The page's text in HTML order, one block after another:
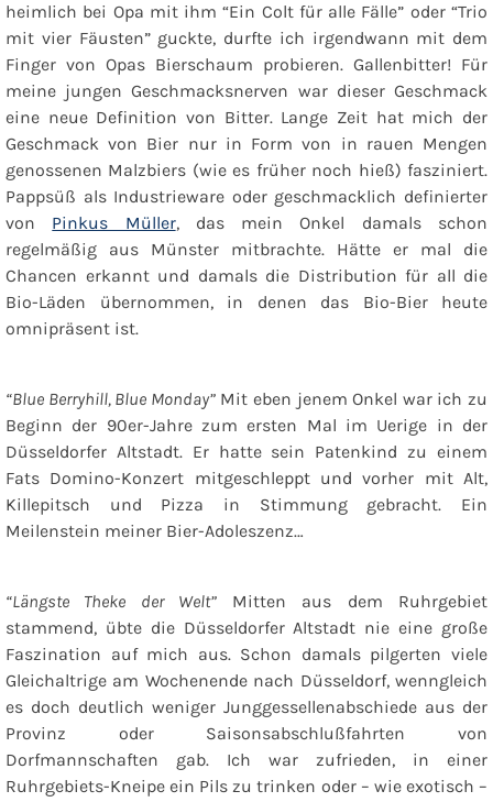
heimlich bei Opa mit ihm “Ein Colt für alle Fälle” oder “Trio
mit vier Fäusten” guckte, durfte ich irgendwann mit dem
Finger von Opas Bierschaum probieren. Gallenbitter! Für
meine jungen Geschmacksnerven war dieser Geschmack
eine neue Definition von Bitter. Lange Zeit hat mich der
Geschmack von Bier nur in Form von in rauen Mengen
genossenen Malzbiers (wie es früher noch hieß) fasziniert.
Pappsüß als Industrieware oder geschmacklich definierter
von Pinkus Müller, das mein Onkel damals schon
regelmäßig aus Münster mitbrachte. Hätte er mal die
Chancen erkannt und damals die Distribution für all die
Bio-Läden übernommen, in denen das Bio-Bier heute
omnipräsent ist.
“Blue Berryhill, Blue Monday”Mit eben jenem Onkel war ich zu
Beginn der 90er-Jahre zum ersten Mal im Uerige in der
Düsseldorfer Altstadt. Er hatte sein Patenkind zu einem
Fats Domino-Konzert mitgeschleppt und vorher mit Alt,
Killepitsch und Pizza in Stimmung gebracht. Ein
Meilenstein meiner Bier-Adoleszenz…
“Längste Theke der Welt” Mitten aus dem Ruhrgebiet
stammend, übte die Düsseldorfer Altstadt nie eine große
Faszination auf mich aus. Schon damals pilgerten viele
Gleichaltrige am Wochenende nach Düsseldorf, wenngleich
es doch deutlich weniger Junggessellenabschiede aus der
Provinz oder Saisonsabschlußfahrten von
Dorfmannschaften gab. Ich war zufrieden, in einer
Ruhrgebiets-Kneipe ein Pils zu trinken oder – wie exotisch –